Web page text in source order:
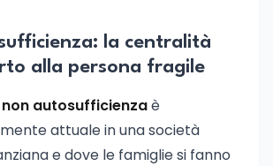
la centralità
alla persona fragile
non autosufficienzaè
attuale in una società
e dove le famiglie si fanno